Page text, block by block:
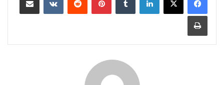
طباعة